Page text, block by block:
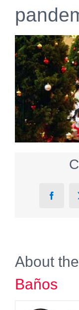
About
Baños